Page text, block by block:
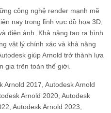
công nghệ render mạnh mẽ
nay trong lĩnh vực đồ họa 3D,
điện ảnh. Khả năng tạo ra hình
vật lý chính xác và khả năng
giúp Arnold trở thành lựa
gia trên toàn thế giới.
Arnold 2017, Autodesk Arnold
Arnold 2020, Autodesk
Autodesk Arnold 2023,